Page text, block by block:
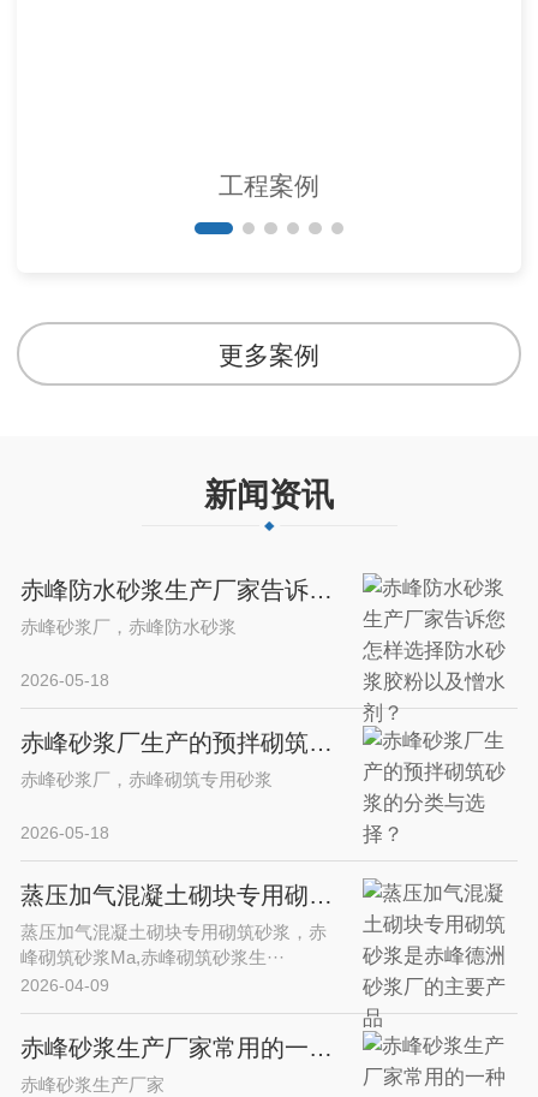
工程案例
更多案例
新闻资讯
赤峰防水砂浆生产厂家告诉您怎样选择防水砂浆胶粉以及憎水剂？
赤峰砂浆厂，赤峰防水砂浆
2026-05-18
赤峰砂浆厂生产的预拌砌筑砂浆的分类与选择？
赤峰砂浆厂，赤峰砌筑专用砂浆
2026-05-18
蒸压加气混凝土砌块专用砌筑砂浆是赤峰德洲砂浆厂的主要产品
蒸压加气混凝土砌块专用砌筑砂浆，赤
峰砌筑砂浆Ma,赤峰砌筑砂浆生···
2026-04-09
赤峰砂浆生产厂家常用的一种提高水泥砂浆早期强度的常用添加剂-甲酸钙
赤峰砂浆生产厂家